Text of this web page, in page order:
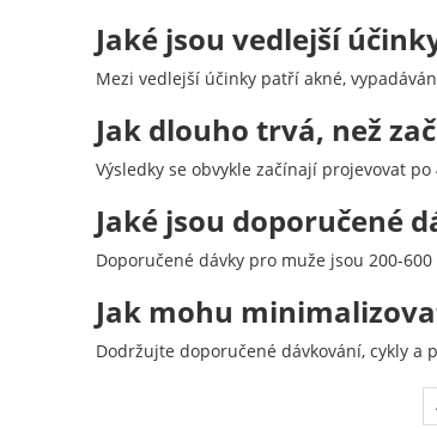
Jaké jsou vedlejší
Mezi vedlejší účinky patří akné,
Jak dlouho trvá, než
Výsledky se obvykle začínají projevovat
Jaké jsou doporučené
Doporučené dávky pro muže jsou 200-
Jak mohu
Dodržujte doporučené dávkování, cykly a